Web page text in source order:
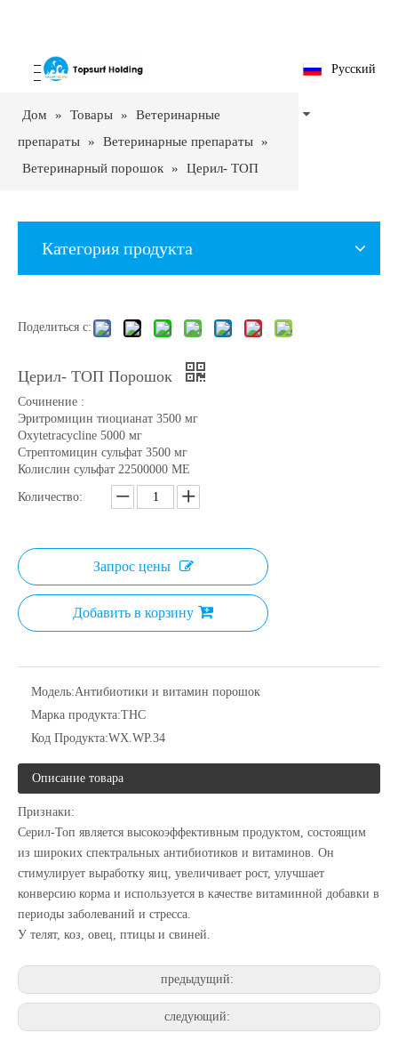
Pусский
Дом » Товары »
Ветеринарные
препараты » Ветеринарные препараты »
Ветеринарный порошок »
Церил- ТОП
Категория продукта
Поделиться с:
Церил- ТОП Порошок
Сочинение :
Эритромицин тиоцианат 3500 мг
Oxytetracycline 5000 мг
Стрептомицин сульфат 3500 мг
Колислин сульфат 22500000 МЕ
Количество:
Запрос цены
Добавить в корзину
Модель:Антибиотики и витамин порошок
Марка продукта:THC
Код Продукта:WX.WP.34
Описание товара
Признаки:
Серил-Топ является высокоэффективным продуктом, состоящим
из широких спектральных антибиотиков и витаминов. Он
стимулирует выработку яиц, увеличивает рост, улучшает
конверсию корма и используется в качестве витаминной добавки в
периоды заболеваний и стресса.
У телят, коз, овец, птицы и свиней.
предыдущий:
следующий: